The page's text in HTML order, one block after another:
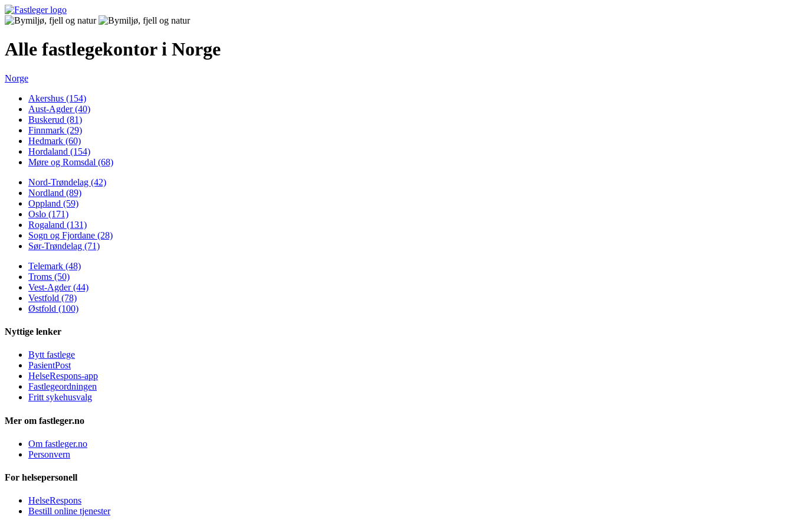
Alle fastlegekontor i Norge
Norge
Akershus (154)
Aust-Agder (40)
Buskerud (81)
Finnmark (29)
Hedmark (60)
Hordaland (154)
Møre og Romsdal (68)
Nord-Trøndelag (42)
Nordland (89)
Oppland (59)
Oslo (171)
Rogaland (131)
Sogn og Fjordane (28)
Sør-Trøndelag (71)
Telemark (48)
Troms (50)
Vest-Agder (44)
Vestfold (78)
Østfold (100)
Nyttige lenker
Bytt fastlege
PasientPost
HelseRespons-app
Fastlegeordningen
Fritt sykehusvalg
Mer om fastleger.no
Om fastleger.no
Personvern
For helsepersonell
HelseRespons
Bestill online tjenester